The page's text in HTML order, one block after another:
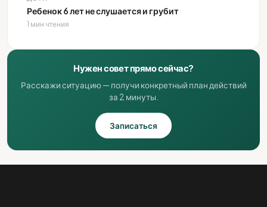
Ребенок 6 лет не слушается и грубит
1 мин чтения
Нужен совет прямо сейчас?
Расскажи ситуацию — получи конкретный план действий
за 2 минуты.
Записаться